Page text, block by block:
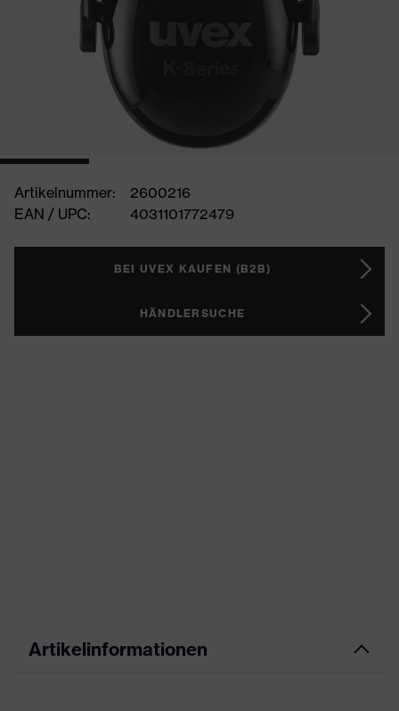
Artikelnummer:
2600216
EAN / UPC:
4031101772479
BEI UVEX KAUFEN (B2B)
HÄNDLERSUCHE
Artikelinformationen